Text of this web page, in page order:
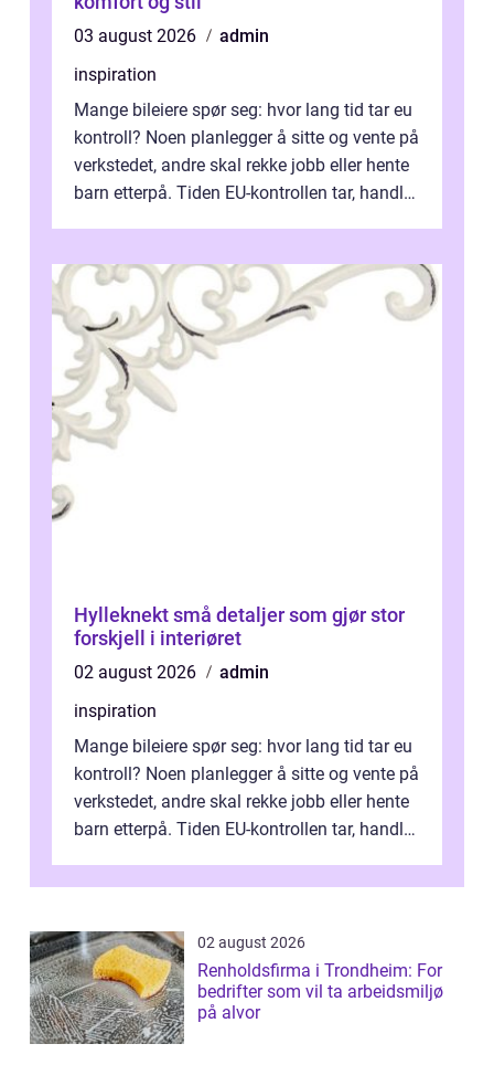
03 august 2026
admin
inspiration
Mange bileiere spør seg: hvor lang tid tar eu
kontroll? Noen planlegger å sitte og vente på
verkstedet, andre skal rekke jobb eller hente
barn etterpå. Tiden EU-kontrollen tar, handler
Hylleknekt små detaljer som gjør stor
forskjell i interiøret
02 august 2026
admin
inspiration
Mange bileiere spør seg: hvor lang tid tar eu
kontroll? Noen planlegger å sitte og vente på
verkstedet, andre skal rekke jobb eller hente
barn etterpå. Tiden EU-kontrollen tar, handler
02 august 2026
Renholdsfirma i Trondheim: For
bedrifter som vil ta arbeidsmiljø
på alvor